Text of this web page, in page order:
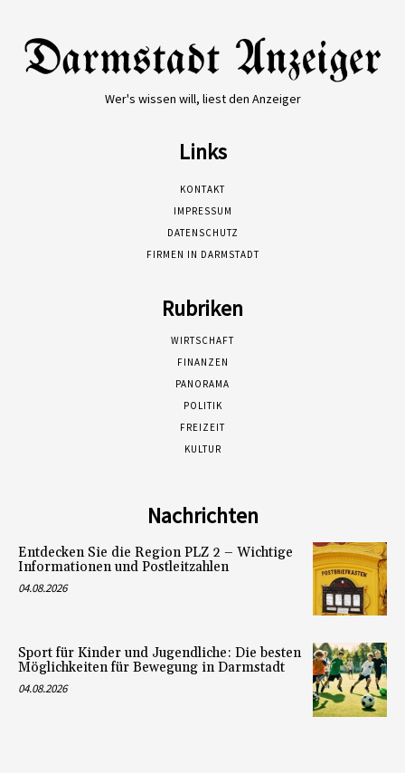
Wer's wissen will, liest den Anzeiger
Links
KONTAKT
IMPRESSUM
DATENSCHUTZ
FIRMEN IN DARMSTADT
Rubriken
WIRTSCHAFT
FINANZEN
PANORAMA
POLITIK
FREIZEIT
KULTUR
Nachrichten
Entdecken Sie die Region PLZ 2 – Wichtige
Informationen und Postleitzahlen
04.08.2026
Sport für Kinder und Jugendliche: Die besten
Möglichkeiten für Bewegung in Darmstadt
04.08.2026